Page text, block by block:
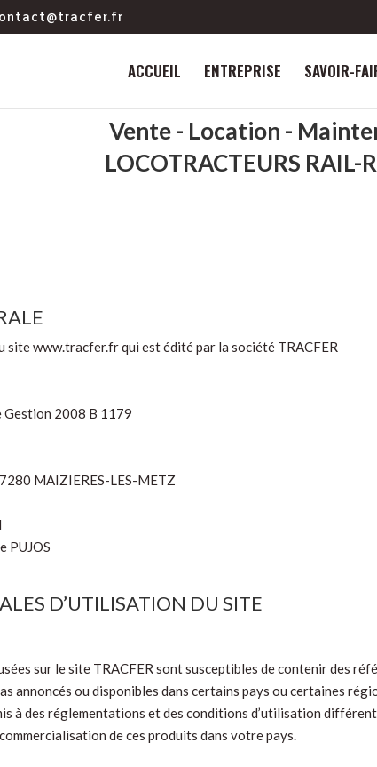
ACCUEIL ENTREPRISE SAVOIR-
Vente - Location -
LOCOTRACTEURS RAIL-
site www.tracfer.fr qui est édité par la société TRACFER
Gestion 2008 B 1179
MAIZIERES-LES-METZ
PUJOS
D’UTILISATION DU SITE
sur le site TRACFER sont susceptibles de contenir des
annoncés ou disponibles dans certains pays ou certaines
à des réglementations et des conditions d’utilisation
de ces produits dans votre pays.